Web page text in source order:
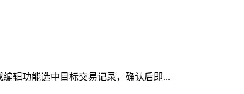
辑功能选中目标交易记录，确认后即...